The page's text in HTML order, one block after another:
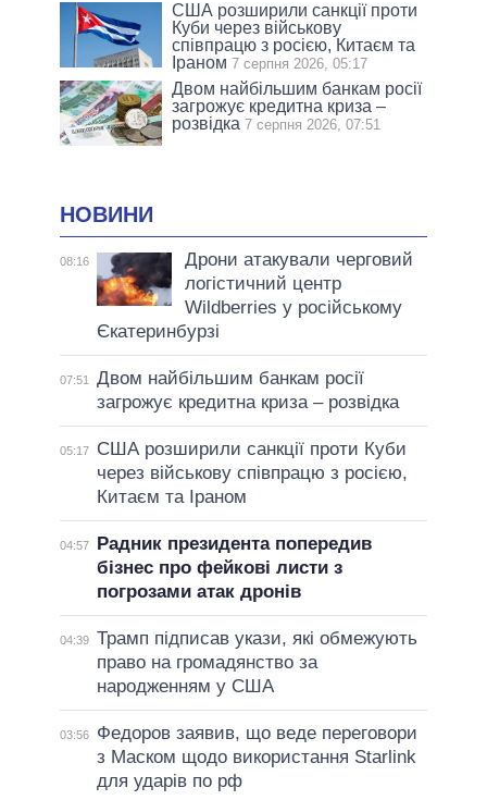
США розширили санкції проти
Куби через військову
співпрацю з росією, Китаєм та
Іраном 7 серпня 2026, 05:17
Двом найбільшим банкам росії
загрожує кредитна криза –
розвідка 7 серпня 2026, 07:51
НОВИНИ
08:16
Дрони атакували черговий
логістичний центр
Wildberries у російському
Єкатеринбурзі
07:51
Двом найбільшим банкам росії
загрожує кредитна криза – розвідка
05:17
США розширили санкції проти Куби
через військову співпрацю з росією,
Китаєм та Іраном
04:57
Радник президента попередив
бізнес про фейкові листи з
погрозами атак дронів
04:39 Трамп підписав укази, які обмежують
право на громадянство за
народженням у США
03:56
Федоров заявив, що веде переговори
з Маском щодо використання Starlink
для ударів по рф